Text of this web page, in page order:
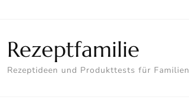
Rezeptfamilie
Rezeptideen und Produkttests für Familien